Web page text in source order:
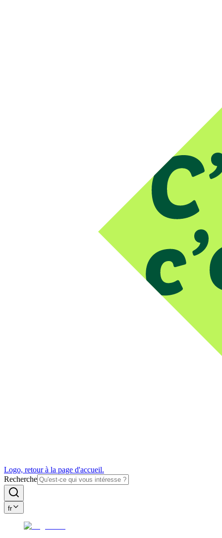
Logo, retour à la page d'accueil.
Recherche
fr